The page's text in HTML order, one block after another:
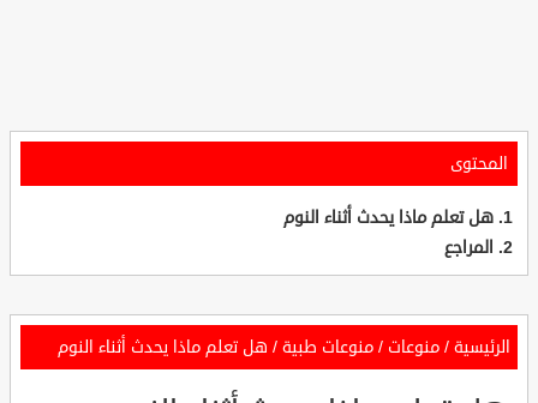
المحتوى
هل تعلم ماذا يحدث أثناء النوم
المراجع
الرئيسية / منوعات / منوعات طبية / هل تعلم ماذا يحدث أثناء النوم